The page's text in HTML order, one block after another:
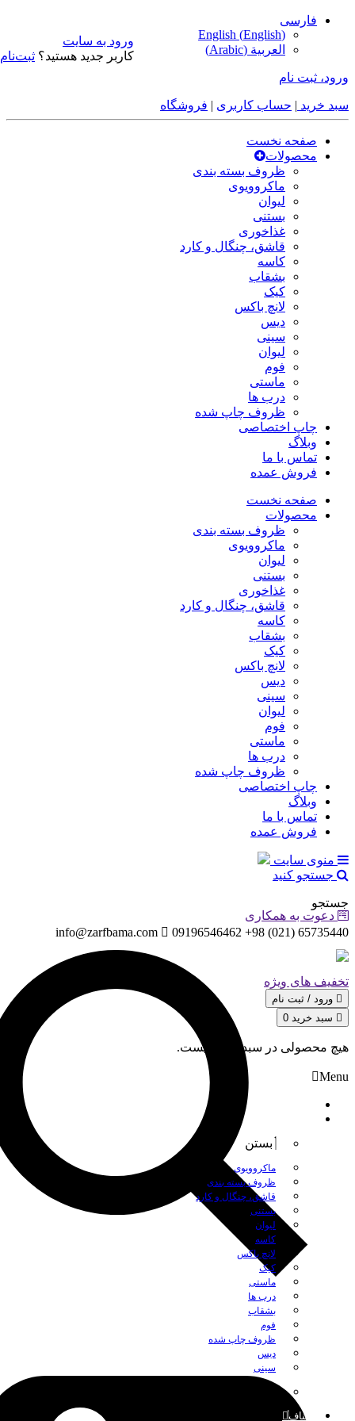
فارسی
English (English)
العربية (
Arabic
)
ورود، ثبت نام
سبد خرید | حساب کاربری | فروشگاه
صفحه نخست
محصولات
ظروف بسته بندی
ماکروویوی
لیوان
بستنی
غذاخوری
قاشق، چنگال و کارد
کاسه
بشقاب
کیک
لانچ باکس
دیس
سینی
لیوان
فوم
ماستی
درب ها
ظروف چاپ شده
چاپ اختصاصی
وبلاگ
تماس با ما
فروش عمده
صفحه نخست
محصولات
ظروف بسته بندی
ماکروویوی
لیوان
بستنی
غذاخوری
قاشق، چنگال و کارد
کاسه
بشقاب
کیک
لانچ باکس
دیس
سینی
لیوان
فوم
ماستی
درب ها
ظروف چاپ شده
چاپ اختصاصی
وبلاگ
تماس با ما
فروش عمده
منوی سایت
جستجو کنید
جستجو
دعوت به همکاری
65735440 (021) 98+ 09196546462
info@zarfbama.com
تخفیف های ویژه
ورود به سایت
کاربر جدید هستید؟ ثبت‌نام
سبد خرید 0
هیچ محصولی در سبد خرید نیست.
Menu
بستن
ماکروویوی
ظروف بسته بندی
قاشق، چنگال و کارد
بستنی
لیوان
کاسه
لانچ باکس
کیک
ماستی
درب ها
بشقاب
فوم
ظروف چاپ شده
دیس
سینی
اصناف